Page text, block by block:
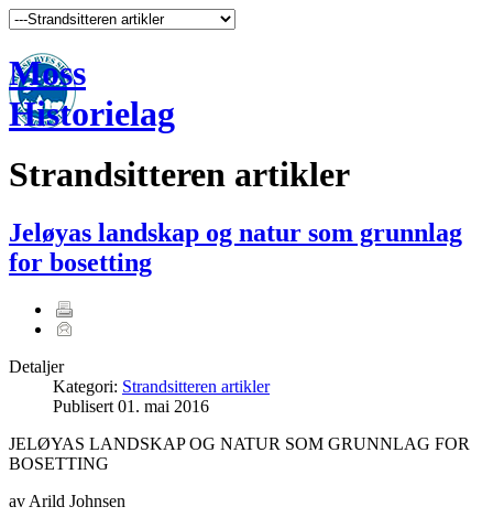
Moss
Historielag
Strandsitteren artikler
Jeløyas landskap og natur som grunnlag
for bosetting
Detaljer
Kategori: Strandsitteren artikler
Publisert 01. mai 2016
JELØYAS LANDSKAP OG NATUR SOM GRUNNLAG FOR
BOSETTING
av Arild Johnsen